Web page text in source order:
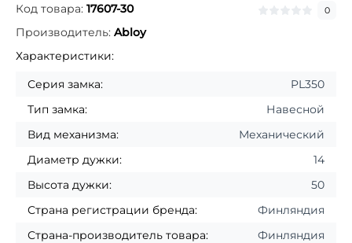
0
Код товара: 17607-30
Производитель: Abloy
Характеристики:
Серия замка:
PL350
Тип замка:
Навесной
Вид механизма:
Механический
Диаметр дужки:
14
Высота дужки:
50
Страна регистрации бренда:
Финляндия
Страна-производитель товара:
Финляндия